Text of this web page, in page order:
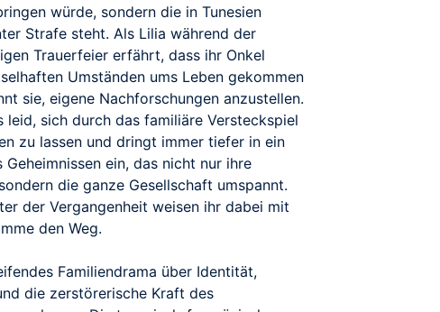
würde, sondern die in Tunesien
Strafe steht. Als Lilia während der
Trauerfeier erfährt, dass ihr Onkel
Umständen ums Leben gekommen
sie, eigene Nachforschungen anzustellen.
leid, sich durch das familiäre Versteckspiel
zu lassen und dringt immer tiefer in ein
Geheimnissen ein, das nicht nur ihre
die ganze Gesellschaft umspannt.
der Vergangenheit weisen ihr dabei mit
den Weg.
Familiendrama über Identität,
die zerstörerische Kraft des